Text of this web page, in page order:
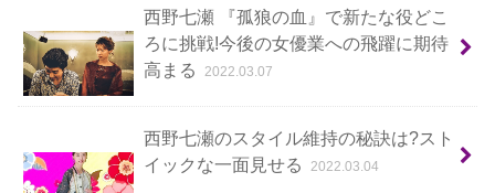
西野七瀬 『孤狼の血』で新たな役どこ
ろに挑戦!今後の女優業への飛躍に期待
高まる
2022.03.07
西野七瀬のスタイル維持の秘訣は?スト
イックな一面見せる
2022.03.04